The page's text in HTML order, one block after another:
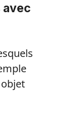
avec